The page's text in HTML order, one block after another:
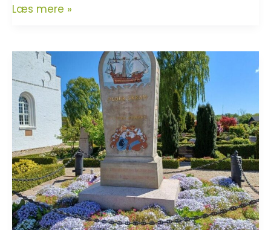
Blåhøj
ny
Grøn
Kirkegård
Læs mere »